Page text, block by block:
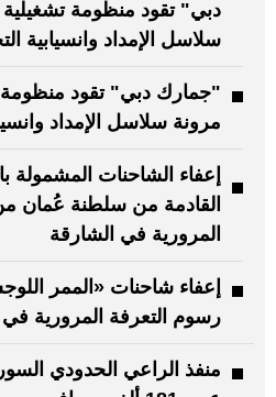
دبي" تقود منظومة تشغيلية
سلاسل الإمداد وانسيابية
"جمارك دبي" تقود منظومة
مرونة سلاسل الإمداد
إعفاء الشاحنات المشمولة
القادمة من سلطنة عُمان
المرورية في الشارقة
إعفاء شاحنات «الممر
رسوم التعرفة المرورية
منفذ الراعي الحدودي